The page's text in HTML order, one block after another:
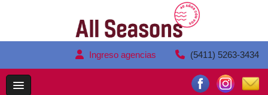
Ingreso agencias (5411) 5263-3434